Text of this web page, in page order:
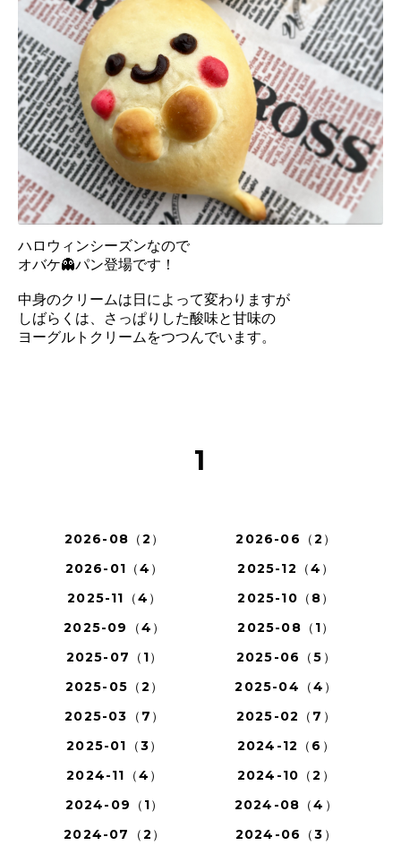
ハロウィンシーズンなので
オバケ👻パン登場です！
中身のクリームは日によって変わりますが
しばらくは、さっぱりした酸味と甘味の
ヨーグルトクリームをつつんでいます。
1
2026-08（2）
2026-06（2）
2026-01（4）
2025-12（4）
2025-11（4）
2025-10（8）
2025-09（4）
2025-08（1）
2025-07（1）
2025-06（5）
2025-05（2）
2025-04（4）
2025-03（7）
2025-02（7）
2025-01（3）
2024-12（6）
2024-11（4）
2024-10（2）
2024-09（1）
2024-08（4）
2024-07（2）
2024-06（3）